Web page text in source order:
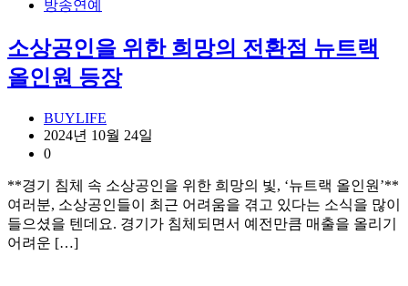
방송연예
소상공인을 위한 희망의 전환점 뉴트랙
올인원 등장
BUYLIFE
2024년 10월 24일
0
**경기 침체 속 소상공인을 위한 희망의 빛, ‘뉴트랙 올인원’**
여러분, 소상공인들이 최근 어려움을 겪고 있다는 소식을 많이
들으셨을 텐데요. 경기가 침체되면서 예전만큼 매출을 올리기
어려운 […]